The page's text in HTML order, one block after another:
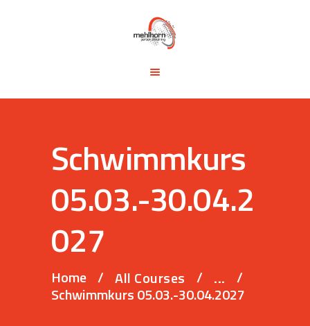
Schwimmkurs
05.03.-30.04.2
027
Home All Courses ...
Schwimmkurs 05.03.-30.04.2027
VITA
KONTAKT